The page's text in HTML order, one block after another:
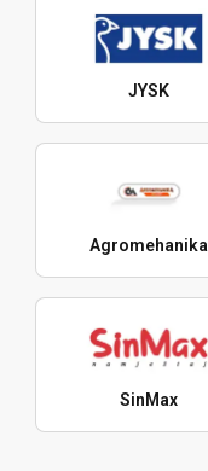
JYSK
Agromehanika
SinMax